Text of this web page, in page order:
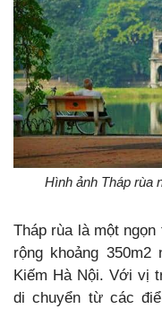
Hình ảnh Tháp rùa
Tháp rùa là một
rộng khoảng
Kiếm Hà Nội. Với vị
di chuyển từ các